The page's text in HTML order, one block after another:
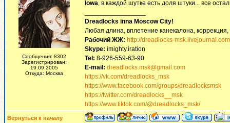
Сообщения: 8302
Зарегистрирован:
19.09.2005
Откуда: Москва
Iowa, в каждой шутке есть доля штуки... все
Dreadlocks inna Moscow Сity!
Любая длина, вплетение канекалона,
Рабочий ЖЖ: http://dreadlocks-
Skype: imighty.iration
Tel: 8-926-559-63-90
E-mail: dreadlocks.msk@gmail.com
https://vk.com/dreadlocks_msk
https://www.facebook.com/groups/dreadlocksmsk
https://twitter.com/dreadlocks__msk
https://www.tiktok.com/@dreadlocks_msk/
Вернуться к началу